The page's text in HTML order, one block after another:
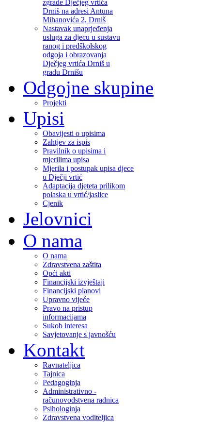
zgrade Dječjeg vrtića
Drniš na adresi Antuna
Mihanovića 2, Drniš
Nastavak unaprjeđenja
usluga za djecu u sustavu
ranog i predškolskog
odgoja i obrazovanja
Dječjeg vrtića Drniš u
gradu Drnišu
Odgojne skupine
Projekti
Upisi
Obavijesti o upisima
Zahtjev za ispis
Pravilnik o upisima i
mjerilima upisa
Mjerila i postupak upisa djece
u Dječji vrtić
Adaptacija djeteta prilikom
polaska u vrtić/jaslice
Cjenik
Jelovnici
O nama
O nama
Zdravstvena zaštita
Opći akti
Financijski izvještaji
Financijski planovi
Upravno vijeće
Pravo na pristup
informacijama
Sukob interesa
Savjetovanje s javnošću
Kontakt
Ravnateljica
Tajnica
Pedagoginja
Administrativno -
računovodstvena radnica
Psihologinja
Zdravstvena voditeljica